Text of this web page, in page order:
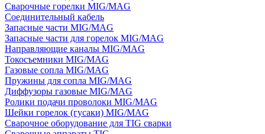
Сварочные горелки MIG/MAG
Соединительный кабель
Запасные части MIG/MAG
Запасные части для горелок MIG/MAG
Направляющие каналы MIG/MAG
Токосъемники MIG/MAG
Газовые сопла MIG/MAG
Пружины для сопла MIG/MAG
Диффузоры газовые MIG/MAG
Ролики подачи проволоки MIG/MAG
Шейки горелок (гусаки) MIG/MAG
Сварочное оборудование для TIG сварки